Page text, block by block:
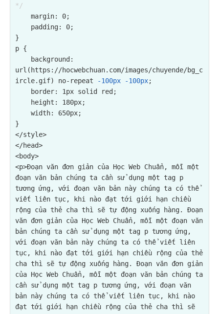
*/
}
p {
background:
url(https://hocwebchuan.com/images/chuyende/bg_c
ircle.gif) no-repeat
-100px -100px;
}
</style>
</head>
<p>Đoạn văn đơn giản của Học Web Chuẩn, mỗi một
đoạn văn bản chúng ta cần sử dụng một tag p
tương ứng, với đoạn văn bản này chúng ta có thể
viết liên tục, khi nào đạt tới giới hạn chiều
rộng của thẻ cha thì sẽ tự động xuống hàng. Đoạn
văn đơn giản của Học Web Chuẩn, mỗi một đoạn văn
bản chúng ta cần sử dụng một tag p tương ứng,
với đoạn văn bản này chúng ta có thể viết liên
tục, khi nào đạt tới giới hạn chiều rộng của thẻ
cha thì sẽ tự động xuống hàng. Đoạn văn đơn giản
của Học Web Chuẩn, mỗi một đoạn văn bản chúng ta
cần sử dụng một tag p tương ứng, với đoạn văn
bản này chúng ta có thể viết liên tục, khi nào
đạt tới giới hạn chiều rộng của thẻ cha thì sẽ